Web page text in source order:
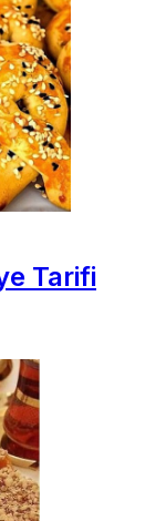
Tarifi